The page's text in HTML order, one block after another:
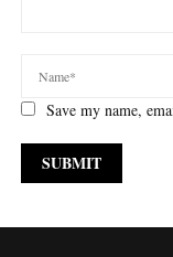
Save my name,